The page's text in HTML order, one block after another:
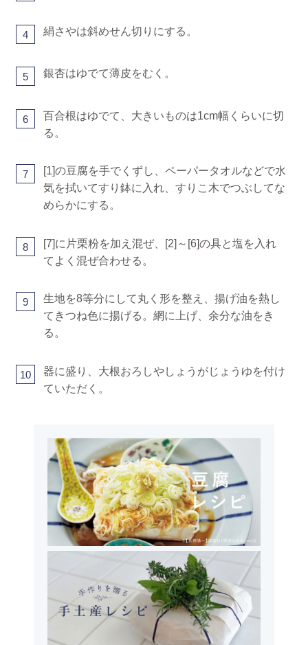
4 絹さやは斜めせん切りにする。
5 銀杏はゆでて薄皮をむく。
6
百合根はゆでて、大きいものは1cm幅くらいに切
る。
7
[1]の豆腐を手でくずし、ペーパータオルなどで水
気を拭いてすり鉢に入れ、すりこ木でつぶしてな
めらかにする。
8
[7]に片栗粉を加え混ぜ、[2]～[6]の具と塩を入れ
てよく混ぜ合わせる。
9
生地を8等分にして丸く形を整え、揚げ油を熱し
てきつね色に揚げる。網に上げ、余分な油をき
る。
10
器に盛り、大根おろしやしょうがじょうゆを付け
ていただく。